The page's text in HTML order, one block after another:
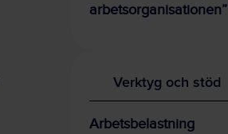
arbetsorganisationen”
Verktyg och stöd
Arbetsbelastning